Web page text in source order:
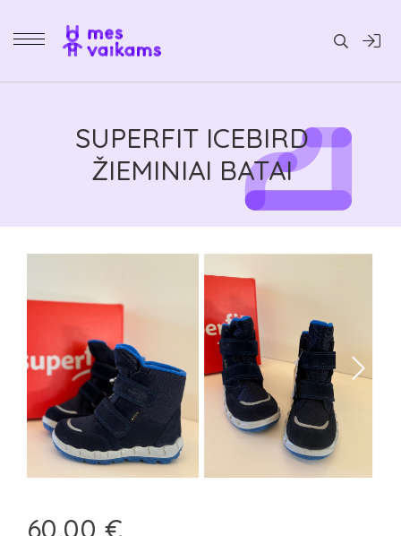
Daiktai
SUPERFIT ICEBIRD
ŽIEMINIAI BATAI
60.00 €